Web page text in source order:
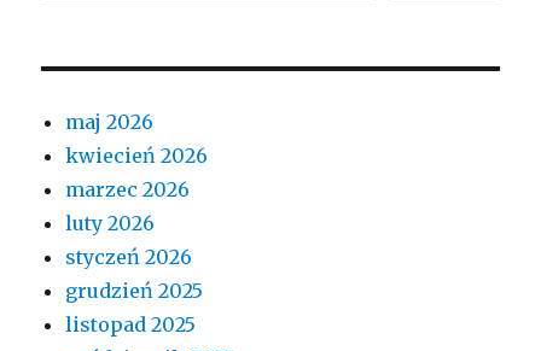
maj 2026
kwiecień 2026
marzec 2026
luty 2026
styczeń 2026
grudzień 2025
listopad 2025